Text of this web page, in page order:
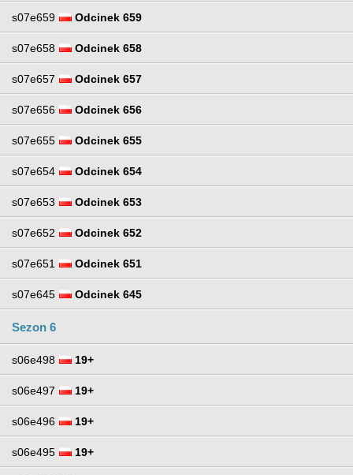
s07e659 Odcinek 659
s07e658 Odcinek 658
s07e657 Odcinek 657
s07e656 Odcinek 656
s07e655 Odcinek 655
s07e654 Odcinek 654
s07e653 Odcinek 653
s07e652 Odcinek 652
s07e651 Odcinek 651
s07e645 Odcinek 645
Sezon 6
s06e498 19+
s06e497 19+
s06e496 19+
s06e495 19+